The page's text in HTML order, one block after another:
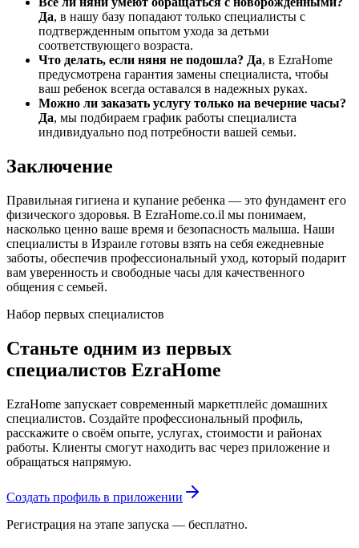
Да, в нашу базу попадают только специалисты с
подтвержденным опытом ухода за детьми
соответствующего возраста.
Что делать, если няня не подошла? Да, в EzraHome
предусмотрена гарантия замены специалиста, чтобы
ваш ребенок всегда оставался в надежных руках.
Можно ли заказать услугу только на вечерние часы?
Да, мы подбираем график работы специалиста
индивидуально под потребности вашей семьи.
Заключение
Правильная гигиена и купание ребенка — это фундамент его
физического здоровья. В EzraHome.co.il мы понимаем,
насколько ценно ваше время и безопасность малыша. Наши
специалисты в Израиле готовы взять на себя ежедневные
заботы, обеспечив профессиональный уход, который подарит
вам уверенность и свободные часы для качественного
общения с семьей.
Набор первых специалистов
Станьте одним из первых
специалистов EzraHome
EzraHome запускает современный маркетплейс домашних
специалистов. Создайте профессиональный профиль,
расскажите о своём опыте, услугах, стоимости и районах
работы. Клиенты смогут находить вас через приложение и
обращаться напрямую.
Создать профиль в приложении
Регистрация на этапе запуска — бесплатно.